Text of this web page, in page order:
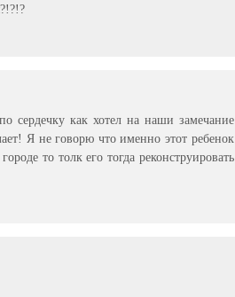
сердечку как хотел на наши замечание
Я не говорю что именно этот ребенок
то толк его тогда реконструировать